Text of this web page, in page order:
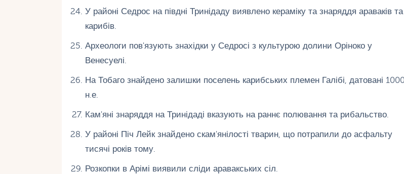
У районі Седрос на півдні Тринідаду виявлено кераміку та знаряддя араваків та
карибів.
Археологи пов'язують знахідки у Седросі з культурою долини Оріноко у
Венесуелі.
На Тобаго знайдено залишки поселень карибських племен Галібі, датовані
н.е.
Кам'яні знаряддя на Тринідаді вказують на раннє полювання та рибальство.
У районі Піч Лейк знайдено скам'янілості тварин, що потрапили до асфальту
тисячі років тому.
Розкопки в Арімі виявили сліди аравакських сіл.